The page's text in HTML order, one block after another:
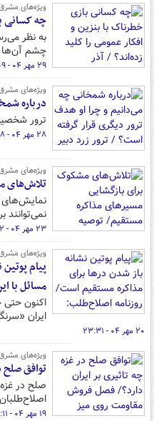
ویژه‌های
چه کسانی
به نظر
چشم آن‌ها
۲۹ مهر ۰۴ - ۲۲:۰۹
ویژه‌های
درباره
ترور
۲۸ مهر ۰۴ - ۲۱:۵۸
ویژه‌های
تلاش‌های
نمایش‌های
۲۳ مهر ۰۴ - ۲۰:۳۲
ویژه‌های
پیام
مسائل با
اکنون حتی
ایران
۲۰ مهر ۰۴ - ۲۳:۳۱
ویژه‌های
توافق
صلح در
۱۹ مهر ۰۴ - ۲۲:۱۱